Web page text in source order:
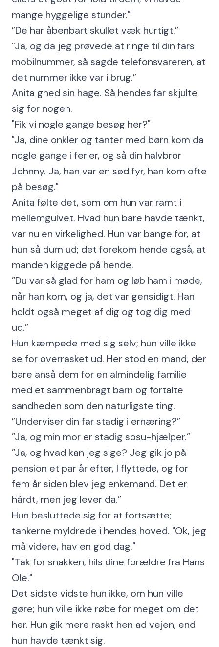
mange hyggelige stunder."
”De har åbenbart skullet væk hurtigt.”
”Ja, og da jeg prøvede at ringe til din fars
mobilnummer, så sagde telefonsvareren, at
det nummer ikke var i brug.”
Anita gned sin hage. Så hendes far skjulte
sig for nogen.
"Fik vi nogle gange besøg her?"
"Ja, dine onkler og tanter med børn kom da
nogle gange i ferier, og så din halvbror
Johnny. Ja, han var en sød fyr, han kom ofte
på besøg."
Anita følte det, som om hun var ramt i
mellemgulvet. Hvad hun bare havde tænkt,
var nu en virkelighed. Hun var bange for, at
hun så dum ud; det forekom hende også, at
manden kiggede på hende.
”Du var så glad for ham og løb ham i møde,
når han kom, og ja, det var gensidigt. Han
holdt også meget af dig og tog dig med
ud.”
Hun kæmpede med sig selv; hun ville ikke
se for overrasket ud. Her stod en mand, der
bare anså dem for en almindelig familie
med et sammenbragt barn og fortalte
sandheden som den naturligste ting.
”Underviser din far stadig i ernæring?”
”Ja, og min mor er stadig sosu-hjælper.”
”Ja, og hvad kan jeg sige? Jeg gik jo på
pension et par år efter, I flyttede, og for
fem år siden blev jeg enkemand. Det er
hårdt, men jeg lever da.”
Hun besluttede sig for at fortsætte;
tankerne myldrede i hendes hoved. "Ok, jeg
må videre, hav en god dag."
"Tak for snakken, hils dine forældre fra Hans
Ole."
Det sidste vidste hun ikke, om hun ville
gøre; hun ville ikke røbe for meget om det
her. Hun gik mere raskt hen ad vejen, end
hun havde tænkt sig.